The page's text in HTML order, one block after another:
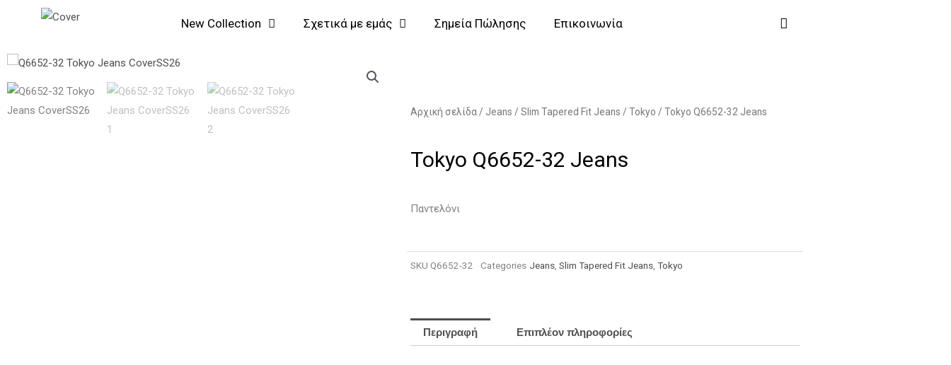
Μετάβαση
New Collection Σχετικά με εμάς Σημεία Πώλησης Επικοινωνία
Αρχική σελίδα / Jeans / Slim Tapered Fit Jeans / Tokyo / Tokyo Q6652-32 Jeans
Tokyo Q6652-32 Jeans
Παντελόνι
SKU Q6652-32 Categories Jeans Slim Tapered Fit Jeans Tokyo
Περιγραφή Επιπλέον πληροφορίες